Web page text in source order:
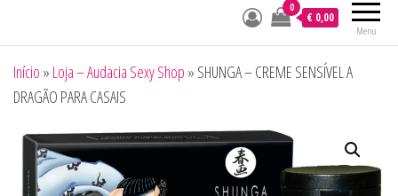
Menu
0
€ 0,00
Início » Loja – Audacia Sexy Shop » SHUNGA – CREME SENSÍVEL A
DRAGÃO PARA CASAIS